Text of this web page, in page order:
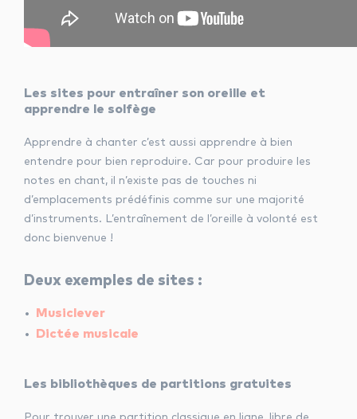
Les sites pour entraîner son oreille et
apprendre le solfège
Apprendre à chanter c’est aussi apprendre à bien
entendre pour bien reproduire. Car pour produire les
notes en chant, il n’existe pas de touches ni
d’emplacements prédéfinis comme sur une majorité
d’instruments. L’entraînement de l’oreille à volonté est
donc bienvenue !
Deux exemples de sites :
Musiclever
Dictée musicale
Les bibliothèques de partitions gratuites